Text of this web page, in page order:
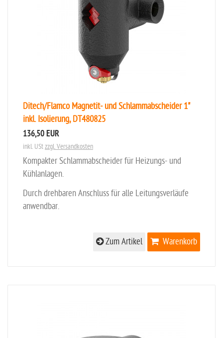
Ditech/Flamco Magnetit- und Schlammabscheider 1"
inkl. Isolierung, DT480825
136,50 EUR
inkl. UStzzgl. Versandkosten
Kompakter Schlammabscheider für Heizungs- und
Kühlanlagen.
Durch drehbaren Anschluss für alle Leitungsverläufe
anwendbar.
Warenkorb
Zum Artikel